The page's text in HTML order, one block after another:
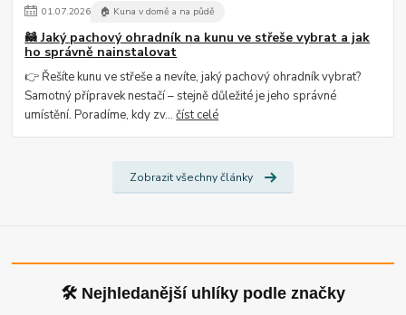
01.07.2026 🏠 Kuna v domě a na půdě
🦝 Jaký pachový ohradník na kunu ve střeše vybrat a jak
ho správně nainstalovat
👉 Řešíte kunu ve střeše a nevíte, jaký pachový ohradník vybrat?
Samotný přípravek nestačí – stejně důležité je jeho správné
umístění. Poradíme, kdy zv...číst celé
Zobrazit všechny články
🛠 Nejhledanější uhlíky podle značky